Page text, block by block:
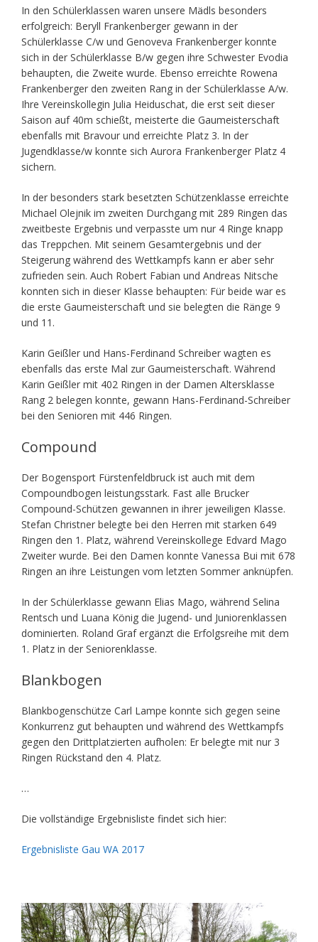
In den Schülerklassen waren unsere Mädls besonders
erfolgreich: Beryll Frankenberger gewann in der
Schülerklasse C/w und Genoveva Frankenberger konnte
sich in der Schülerklasse B/w gegen ihre Schwester Evodia
behaupten, die Zweite wurde. Ebenso erreichte Rowena
Frankenberger den zweiten Rang in der Schülerklasse A/w.
Ihre Vereinskollegin Julia Heiduschat, die erst seit dieser
Saison auf 40m schießt, meisterte die Gaumeisterschaft
ebenfalls mit Bravour und erreichte Platz 3. In der
Jugendklasse/w konnte sich Aurora Frankenberger Platz 4
sichern.
In der besonders stark besetzten Schützenklasse erreichte
Michael Olejnik im zweiten Durchgang mit 289 Ringen das
zweitbeste Ergebnis und verpasste um nur 4 Ringe knapp
das Treppchen. Mit seinem Gesamtergebnis und der
Steigerung während des Wettkampfs kann er aber sehr
zufrieden sein. Auch Robert Fabian und Andreas Nitsche
konnten sich in dieser Klasse behaupten: Für beide war es
die erste Gaumeisterschaft und sie belegten die Ränge 9
und 11.
Karin Geißler und Hans-Ferdinand Schreiber wagten es
ebenfalls das erste Mal zur Gaumeisterschaft. Während
Karin Geißler mit 402 Ringen in der Damen Altersklasse
Rang 2 belegen konnte, gewann Hans-Ferdinand-Schreiber
bei den Senioren mit 446 Ringen.
Compound
Der Bogensport Fürstenfeldbruck ist auch mit dem
Compoundbogen leistungsstark. Fast alle Brucker
Compound-Schützen gewannen in ihrer jeweiligen Klasse.
Stefan Christner belegte bei den Herren mit starken 649
Ringen den 1. Platz, während Vereinskollege Edvard Mago
Zweiter wurde. Bei den Damen konnte Vanessa Bui mit 678
Ringen an ihre Leistungen vom letzten Sommer anknüpfen.
In der Schülerklasse gewann Elias Mago, während Selina
Rentsch und Luana König die Jugend- und Juniorenklassen
dominierten. Roland Graf ergänzt die Erfolgsreihe mit dem
1. Platz in der Seniorenklasse.
Blankbogen
Blankbogenschütze Carl Lampe konnte sich gegen seine
Konkurrenz gut behaupten und während des Wettkampfs
gegen den Drittplatzierten aufholen: Er belegte mit nur 3
Ringen Rückstand den 4. Platz.
…
Die vollständige Ergebnisliste findet sich hier:
Ergebnisliste Gau WA 2017